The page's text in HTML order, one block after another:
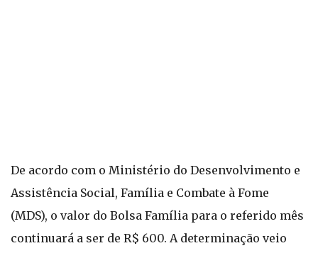
De acordo com o Ministério do Desenvolvimento e
Assistência Social, Família e Combate à Fome
(MDS), o valor do Bolsa Família para o referido mês
continuará a ser de R$ 600. A determinação veio